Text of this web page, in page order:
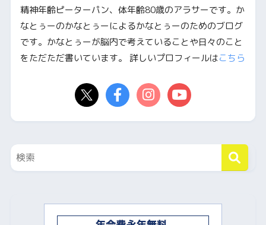
精神年齢ピーターパン、体年齢80歳のアラサーです。か
なとぅーのかなとぅーによるかなとぅーのためのブログ
です。かなとぅーが脳内で考えていることや日々のこと
をただただ書いています。 詳しいプロフィールはこちら